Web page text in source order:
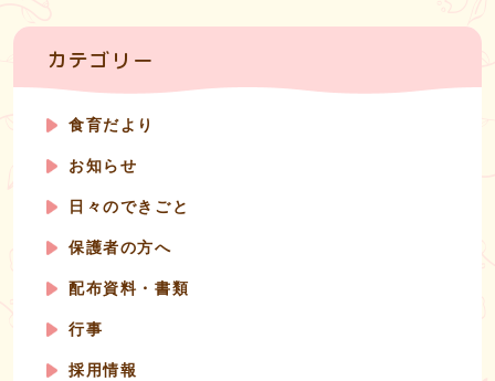
カテゴリー
食育だより
お知らせ
日々のできごと
保護者の方へ
配布資料・書類
行事
採用情報